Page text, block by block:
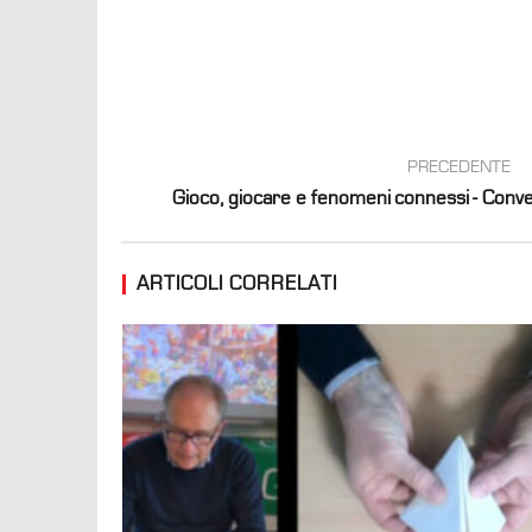
PRECEDENTE
Gioco, giocare e fenomeni connessi -
ARTICOLI CORRELATI